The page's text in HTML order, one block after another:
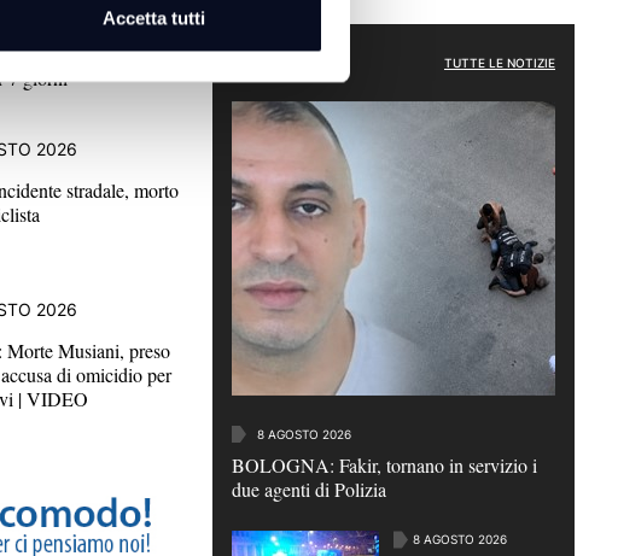
Accetta tutti
Ballo abusivo e feste
senza licenza, locale
7 giorni
2026
stradale, morto
2026
Musiani, preso
di omicidio per
| VIDEO
TUTTE LE NOTIZIE
8 AGOSTO 2026
BOLOGNA: Fakir, tornano in servizio i
due agenti di Polizia
8 AGOSTO 2026